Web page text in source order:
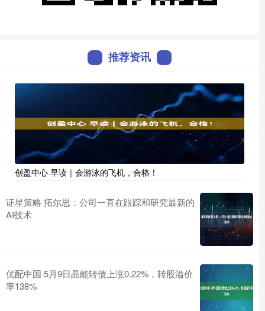
推荐资讯
创盈中心 早读｜会游泳的飞机，合格！
证星策略 拓尔思：公司一直在跟踪和研究最新的
AI技术
优配中国 5月9日晶能转债上涨0.22%，转股溢价
率138%